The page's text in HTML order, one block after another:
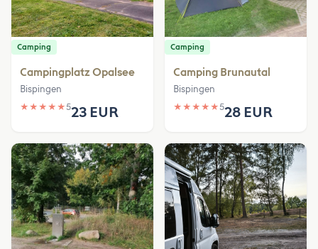
Camping
Campingplatz Opalsee
Bispingen
★ ★ ★ ★ ★523 EUR
Camping
Camping Brunautal
Bispingen
★ ★ ★ ★ ★528 EUR